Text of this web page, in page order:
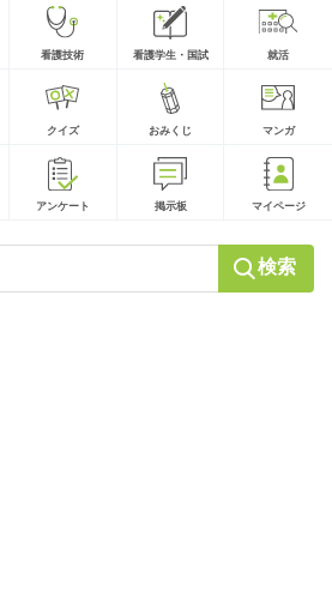
看護技術 看護学生・国試 就活
クイズ おみくじ マンガ
アンケート 掲示板 マイページ
検索